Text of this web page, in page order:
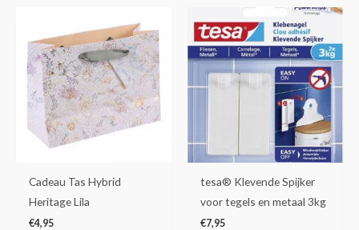
Cadeau Tas Hybrid
Heritage Lila
€4,95
tesa® Klevende Spijker
voor tegels en metaal 3kg
€7,95